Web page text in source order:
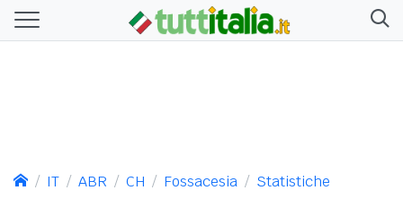
IT ABR CH Fossacesia Statistiche